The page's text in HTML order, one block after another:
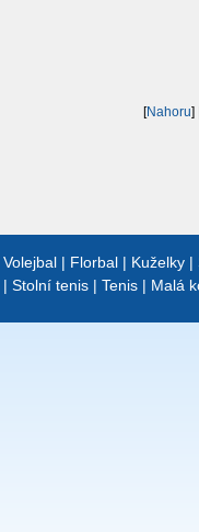
[Nahoru]
Volejbal | Florbal | Kuželky |
| Stolní tenis | Tenis | Malá